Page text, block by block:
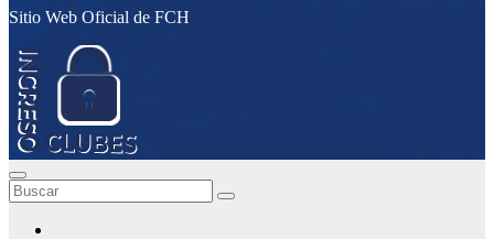
Sitio Web Oficial de FCH